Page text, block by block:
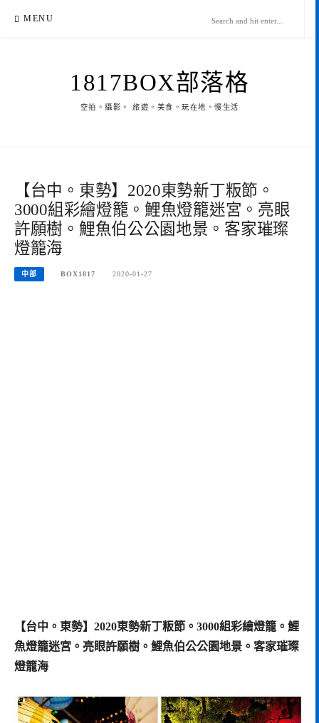
MENU
1817BOX部落格
空拍。攝影。 旅遊。美食。玩在地。慢生活
【台中。東勢】2020東勢新丁粄節。
3000組彩繪燈籠。鯉魚燈籠迷宮。亮眼
許願樹。鯉魚伯公公園地景。客家璀璨
燈籠海
中部 BOX1817 2020-01-27
【台中。東勢】2020東勢新丁粄節。3000組彩繪燈籠。鯉
魚燈籠迷宮。亮眼許願樹。鯉魚伯公公園地景。客家璀璨
燈籠海